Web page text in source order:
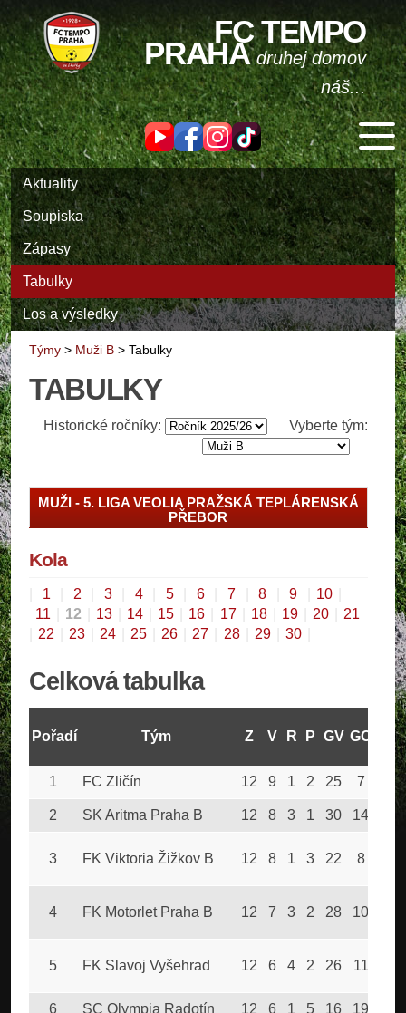
FC TEMPO
PRAHAdruhej domov
náš...
Aktuality
Soupiska
Zápasy
Tabulky
Los a výsledky
Týmy > Muži B > Tabulky
TABULKY
Historické ročníky: Vyberte tým:
MUŽI - 5. LIGA VEOLIA PRAŽSKÁ TEPLÁRENSKÁ
PŘEBOR
Kola
1 2 3 4 5 6 7 8 9 10
11
12 13 14 15 16 17 18 19 20
21
22 23 24 25 26 27 28 29 30
Celková tabulka
Pořadí Tým Z V R P GV GO
1 FC Zličín 12 9 1 2 25 7 28
2 SK Aritma Praha B 12 8 3 1 30 14
3 FK Viktoria Žižkov B 12 8 1 3 22 8
4 FK Motorlet Praha B 12 7 3 2 28 10
5 FK Slavoj Vyšehrad 12 6 4 2 26 11
6 SC Olympia Radotín 12 6 1 5 16 19